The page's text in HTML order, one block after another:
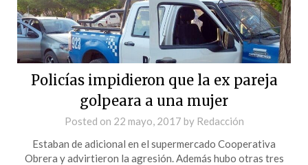
Policías impidieron que la ex pareja
golpeara a una mujer
Posted on 22 mayo, 2017 by Redacción
Estaban de adicional en el supermercado Cooperativa
Obrera y advirtieron la agresión. Además hubo otras tres